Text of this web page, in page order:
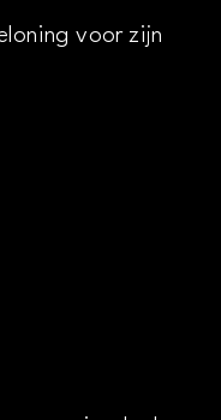
voor zijn